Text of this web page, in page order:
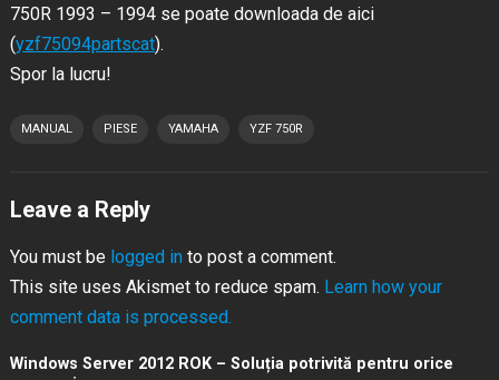
750R 1993 – 1994 se poate downloada de aici
(yzf75094partscat).
Spor la lucru!
MANUAL PIESE YAMAHA YZF 750R
Leave a Reply
You must be logged into post a comment.
This site uses Akismet to reduce spam. Learn how your
comment data is processed.
Windows Server 2012 ROK – Soluția potrivită pentru orice